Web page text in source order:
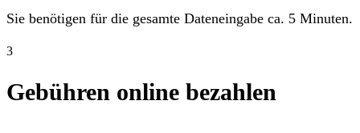
Sie benötigen für die gesamte Dateneingabe ca. 5 Minuten.
3
Gebühren online bezahlen